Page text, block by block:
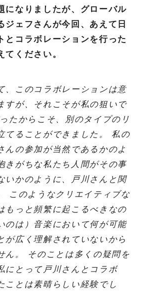
になりましたが、グローバル
ジェフさんが今回、あえて日
とコラボレーションを行った
てください。
、このコラボレーションは意
すが、それこそが私の狙いで
たからこそ、別のタイプのリ
てることができました。 私の
んの参加が当然であるかのよ
きがちな私たち人間がその事
いかのように、戸川さんと関
このようなクリエイティブな
もっと頻繁に起こるべきなの
のは）音楽において何が可能
が広く理解されていないから
ん。 そのことは多くの疑問を
にとって戸川さんとコラボ
ことは素晴らしい経験でし